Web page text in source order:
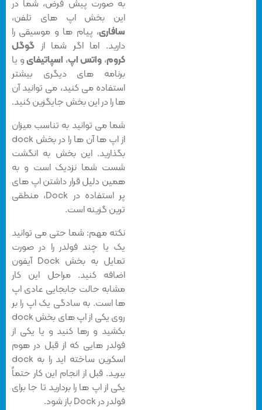
به صورت پیش فرض، شما در
این بخش اپ های تلفن،
سافاری، پیام ها و موسیقی را
دارید. اما اگر شما ازگوگل
کروم،واتس اپ،اسپاتیفایو یا
برنامه های دیگری بیشتر
استفاده می کنید، می توانید آن
ها را در این بخش جایگزین کنید.
شما می توانید به تناسب میزان
از اپ ها آن ها را در بخش dock
بگذارید. این بخش به انگشت
شست شما نزدیک است و به
همین دلیل قرار داشتن اپ های
پر استفاده در Dock، منطقی
ترین گزینه است.
نکته مهم: شما حتی می توانید
یک یا چند فولدر را در صورت
تمایل به بخش Dock آیفون
اضافه کنید. مراحل این کار
مشابه حالت جابجایی عادی اپ
ها است. به سادگی یک اپ را بر
روی یکی از اپ های بخش dock
بکشید و رها کنید و یا یکی از
فولدر هایی که از قبل در هوم
اسکرین ساخته اید را به dock
ببرید. قبل از انجام این کار حتماً
یکی از اپ ها را بردارید تا جا برای
فولدر در Dock باز شود.